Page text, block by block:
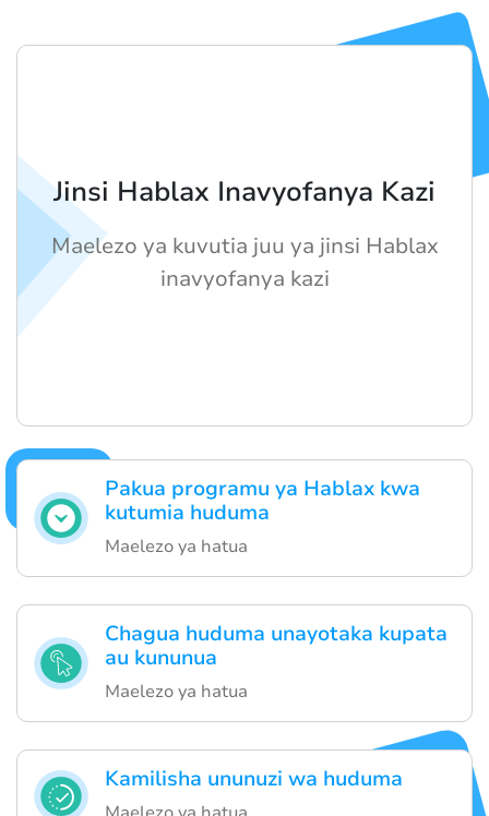
Pakua programu ya Hablax kwa
kutumia huduma
Maelezo ya hatua
Chagua huduma unayotaka kupata
au kununua
Maelezo ya hatua
Kamilisha ununuzi wa huduma
Jinsi Hablax Inavyofanya Kazi
Maelezo ya kuvutia juu ya jinsi Hablax
inavyofanya kazi